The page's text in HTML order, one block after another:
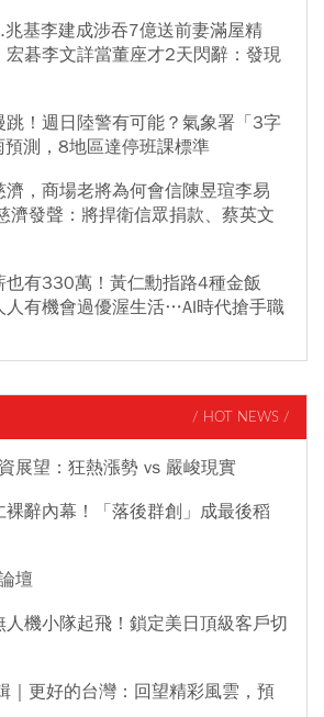
基李建成涉吞7億送前妻滿屋精
宏碁李文詳當董座才2天閃辭：發現
跳！週日陸警有可能？氣象署「3字
測，8地區達停班課標準
，商場老將為何會信陳昱瑄李易
濟發聲：將捍衛信眾捐款、蔡英文
也有330萬！黃仁勳指路4種金飯
人有機會過優渥生活…AI時代搶手職
/ HOT NEWS /
展望：狂熱漲勢 vs 嚴峻現實
辭內幕！「落後群創」成最後稻
壇
機小隊起飛！鎖定美日頂級客戶切
｜更好的台灣：回望精彩風雲，預